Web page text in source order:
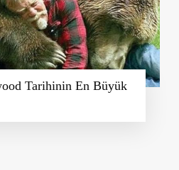
Tarihinin En Büyük